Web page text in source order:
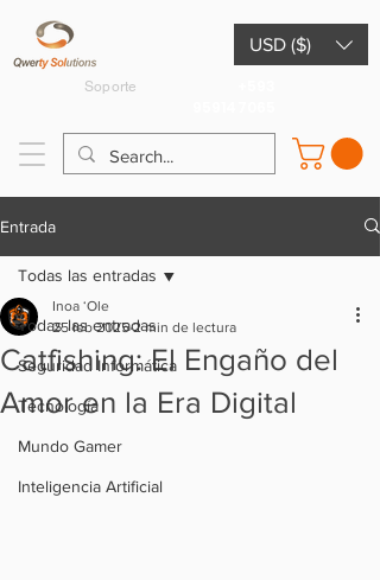
Soporte
USD ($)
Entrada
Todas las entradas
Seguridad Informática
Tecnología
Mundo Gamer
Inteligencia Artificial
Todas las entradas
Catfishing: El Engaño del
Amor en la Era Digital
Inoa ʻOle
25 feb 2025 2 min de lectura